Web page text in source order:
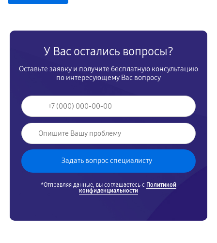
У Вас остались вопросы?
Оставьте заявку и получите бесплатную консультацию
по интересующему Вас вопросу
*Отправляя данные, вы соглашаетесь с Политикой
конфиденциальности